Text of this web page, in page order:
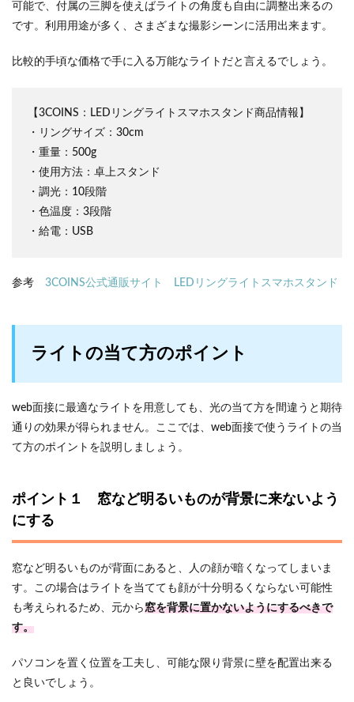
可能で、付属の三脚を使えばライトの角度も自由に調整出来るの
です。利用用途が多く、さまざまな撮影シーンに活用出来ます。
比較的手頃な価格で手に入る万能なライトだと言えるでしょう。
【3COINS：LEDリングライトスマホスタンド商品情報】
・リングサイズ：30cm
・重量：500g
・使用方法：卓上スタンド
・調光：10段階
・色温度：3段階
・給電：USB
参考 3COINS公式通販サイト LEDリングライトスマホスタンド
ライトの当て方のポイント
web面接に最適なライトを用意しても、光の当て方を間違うと期待
通りの効果が得られません。ここでは、web面接で使うライトの当
て方のポイントを説明しましょう。
ポイント１ 窓など明るいものが背景に来ないよう
にする
窓など明るいものが背面にあると、人の顔が暗くなってしまいま
す。この場合はライトを当てても顔が十分明るくならない可能性
も考えられるため、元から窓を背景に置かないようにするべきで
す。
パソコンを置く位置を工夫し、可能な限り背景に壁を配置出来る
と良いでしょう。